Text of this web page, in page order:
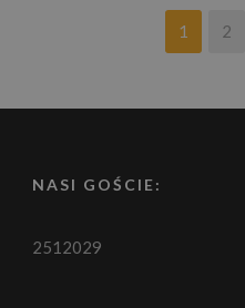
1 2
NASI GOŚCIE:
2512029